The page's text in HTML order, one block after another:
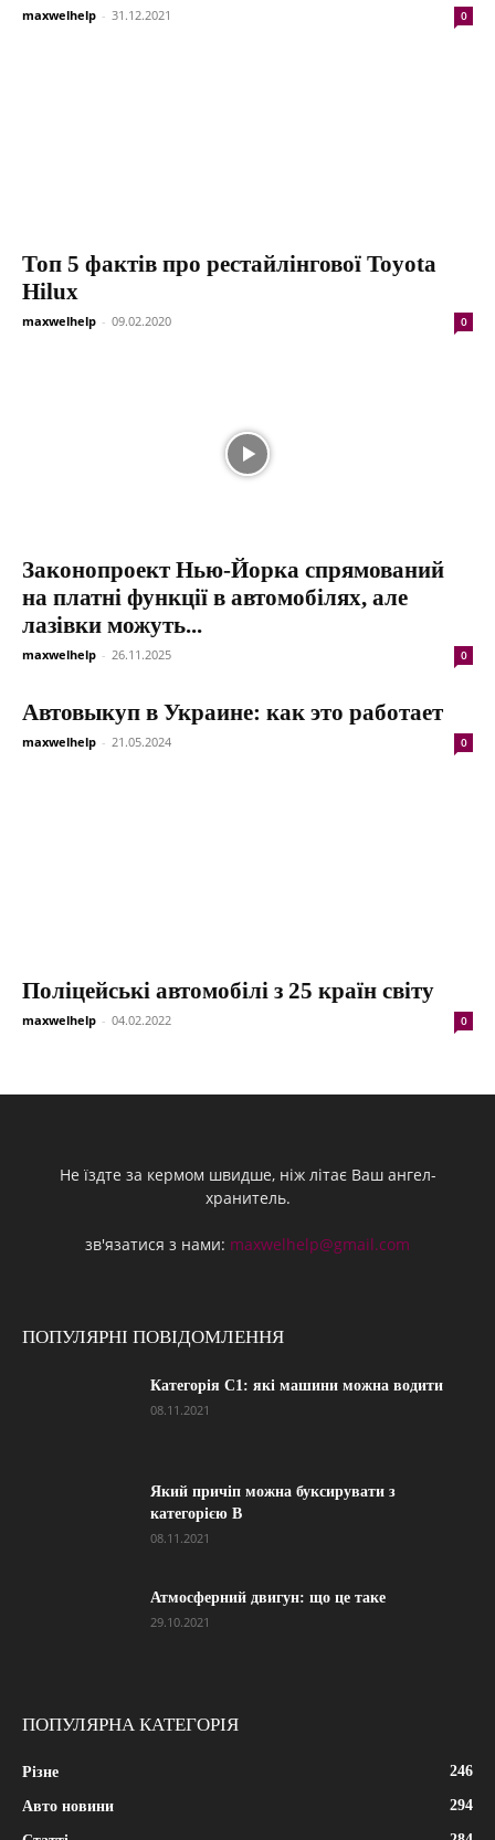
maxwelhelp - 31.12.2021 0
Топ 5 фактів про рестайлінгової Toyota
Hilux
maxwelhelp - 09.02.2020 0
Законопроект Нью-Йорка спрямований
на платні функції в автомобілях, але
лазівки можуть...
maxwelhelp - 26.11.2025 0
Автовыкуп в Украине: как это работает
maxwelhelp - 21.05.2024 0
Поліцейські автомобілі з 25 країн світу
maxwelhelp - 04.02.2022 0
Не їздте за кермом швидше, ніж літає Ваш ангел-
хранитель.
зв'язатися з нами: maxwelhelp@gmail.com
ПОПУЛЯРНІ ПОВІДОМЛЕННЯ
Категорія С1: які машини можна водити
08.11.2021
Який причіп можна буксирувати з
категорією В
08.11.2021
Атмосферний двигун: що це таке
29.10.2021
ПОПУЛЯРНА КАТЕГОРІЯ
Різне 246
Авто новини 294